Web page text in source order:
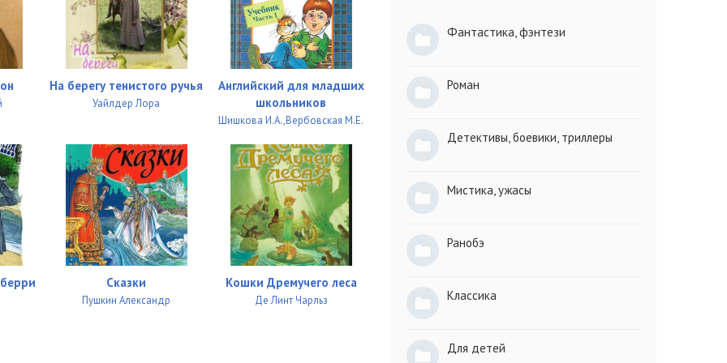
14:16
06:35
13:25
05:51
02:33
01:31
04:20
На берегу тенистого ручья
Уайлдер Лора
Английский для младших
школьников
Шишкова И.А.,Вербовская М.Е.
Сказки
Пушкин Александр
Кошки Дремучего леса
Де Линт Чарльз
Фантастика, фэнтези
Роман
Детективы, боевики, триллеры
Мистика, ужасы
Ранобэ
Классика
Для детей